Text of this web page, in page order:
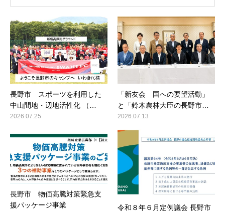
長野市 スポーツを利用した
中山間地・辺地活性化 （…
2026.07.25
「新友会 国への要望活動」
と「鈴木農林大臣の長野市…
2026.07.13
長野市 物価高騰対策緊急支
援パッケージ事業
令和８年６月定例議会 長野市